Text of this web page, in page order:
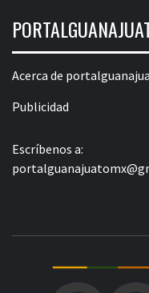
Acerca de
Publicidad
Escríbenos a: